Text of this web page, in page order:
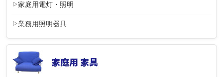
家庭用電灯・照明
業務用照明器具